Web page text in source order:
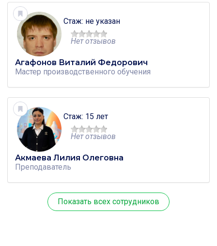
Стаж: не указан
Нет отзывов
Агафонов Виталий Федорович
Мастер производственного обучения
Стаж: 15 лет
Нет отзывов
Акмаева Лилия Олеговна
Преподаватель
Показать всех сотрудников